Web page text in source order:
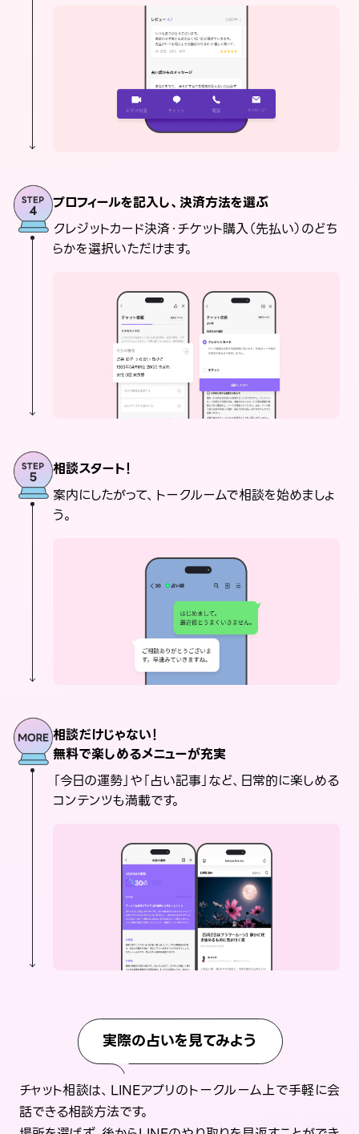
プロフィールを記入し、決済方法を選ぶ
クレジットカード決済・チケット購入（先払い）のどち
らかを選択いただけます。
相談スタート！
案内にしたがって、トークルームで相談を始めましょ
う。
相談だけじゃない！
無料で楽しめるメニューが充実
「今日の運勢」や「占い記事」など、日常的に楽しめる
コンテンツも満載です。
実際の占いを見てみよう
チャット相談は、LINEアプリのトークルーム上で手軽に会
話できる相談方法です。